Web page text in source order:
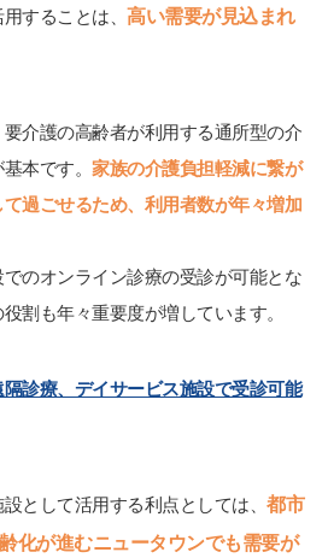
することは、 高い需要が見込まれ
介護の高齢者が利用する通所型の介
本です。 家族の介護負担軽減に繋が
過ごせるため、利用者数が年々増加
のオンライン診療の受診が可能とな
割も年々重要度が増しています。
診療、デイサービス施設で受診可能
として活用する利点としては、 都市
化が進むニュータウンでも需要が